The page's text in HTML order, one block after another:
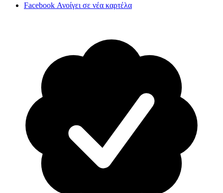
Facebook Ανοίγει σε νέα καρτέλα